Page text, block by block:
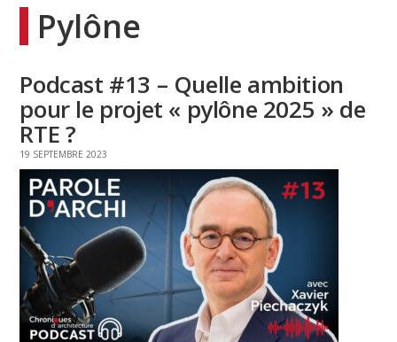
Pylône
Podcast #13 – Quelle ambition
pour le projet « pylône 2025 » de
RTE ?
19 SEPTEMBRE 2023